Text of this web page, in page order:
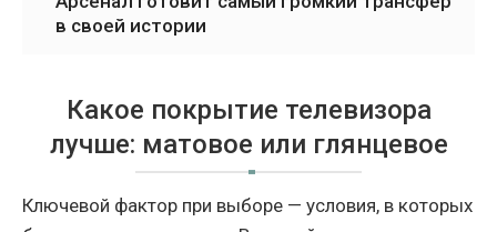
в своей истории
Какое покрытие телевизора
лучше: матовое или глянцевое
Ключевой фактор при выборе — условия, в которых